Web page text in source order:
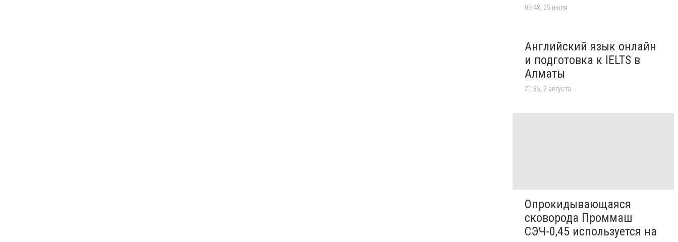
05:48, 25 июля
Английский язык онлайн
и подготовка к IELTS в
Алматы
21:35, 2 августа
Опрокидывающаяся
сковорода Проммаш
СЭЧ-0,45 используется на